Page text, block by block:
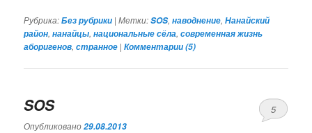
Рубрика:Без рубрики |Метки:SOS,наводнение,Нанайский
район,нанайцы,национальные сёла,современная жизнь
аборигенов,странное |Комментарии (5)
SOS
Опубликовано29.08.2013
5